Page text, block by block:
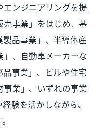
ンジニアリングを提
事業」をはじめ、基
品事業」、半導体産
、自動車メーカーな
品事業」、ビルや住宅
業」、いずれの事業
験を活かしながら、